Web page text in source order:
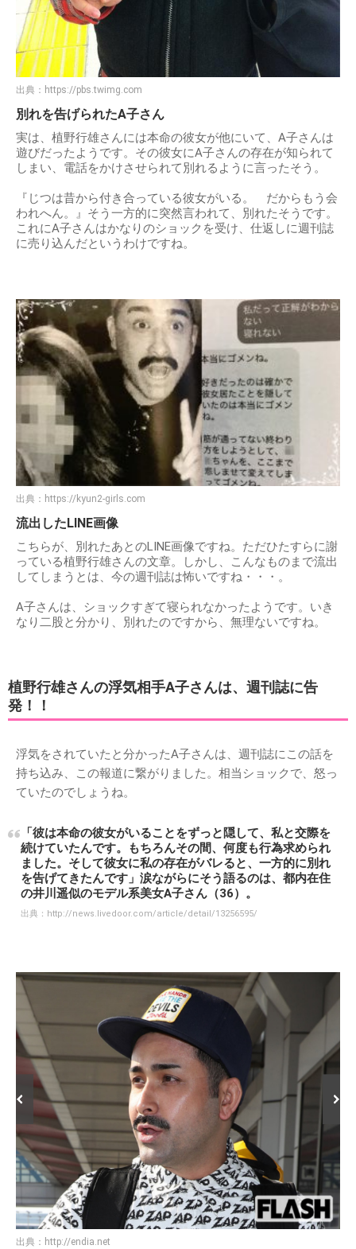
出典： https://pbs.twimg.com
別れを告げられたA子さん
実は、植野行雄さんには本命の彼女が他にいて、A子さんは
遊びだったようです。その彼女にA子さんの存在が知られて
しまい、電話をかけさせられて別れるように言ったそう。
『じつは昔から付き合っている彼女がいる。 だからもう会
われへん。』そう一方的に突然言われて、別れたそうです。
これにA子さんはかなりのショックを受け、仕返しに週刊誌
に売り込んだというわけですね。
出典： https://kyun2-girls.com
流出したLINE画像
こちらが、別れたあとのLINE画像ですね。ただひたすらに謝
っている植野行雄さんの文章。しかし、こんなものまで流出
してしまうとは、今の週刊誌は怖いですね・・・。
A子さんは、ショックすぎて寝られなかったようです。いき
なり二股と分かり、別れたのですから、無理ないですね。
植野行雄さんの浮気相手A子さんは、週刊誌に告
発！！
浮気をされていたと分かったA子さんは、週刊誌にこの話を
持ち込み、この報道に繋がりました。相当ショックで、怒っ
ていたのでしょうね。
「彼は本命の彼女がいることをずっと隠して、私と交際を
続けていたんです。もちろんその間、何度も行為求められ
ました。そして彼女に私の存在がバレると、一方的に別れ
を告げてきたんです」涙ながらにそう語るのは、都内在住
の井川遥似のモデル系美女A子さん（36）。
出典： http://news.livedoor.com/article/detail/13256595/
出典： http://endia.net